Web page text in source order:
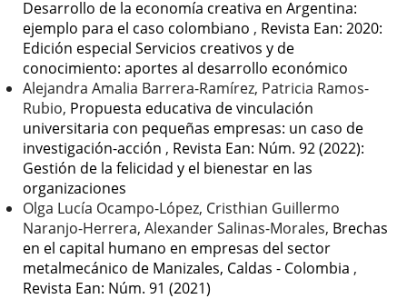
Desarrollo de la economía creativa en Argentina:
ejemplo para el caso colombiano , Revista Ean: 2020:
Edición especial Servicios creativos y de
conocimiento: aportes al desarrollo económico
Alejandra Amalia Barrera-Ramírez, Patricia Ramos-
Rubio, Propuesta educativa de vinculación
universitaria con pequeñas empresas: un caso de
investigación-acción , Revista Ean: Núm. 92 (2022):
Gestión de la felicidad y el bienestar en las
organizaciones
Olga Lucía Ocampo-López, Cristhian Guillermo
Naranjo-Herrera, Alexander Salinas-Morales, Brechas
en el capital humano en empresas del sector
metalmecánico de Manizales, Caldas - Colombia ,
Revista Ean: Núm. 91 (2021)